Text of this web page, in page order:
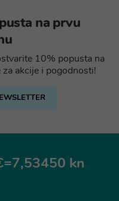
na prvu
10% popusta na
akcije i pogodnosti!
kn